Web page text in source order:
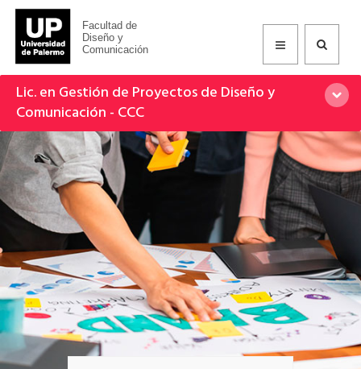
Facultad de
Diseño y
Comunicación
Lic. en Gestión de Proyectos de Diseño y
Comunicación - CCC